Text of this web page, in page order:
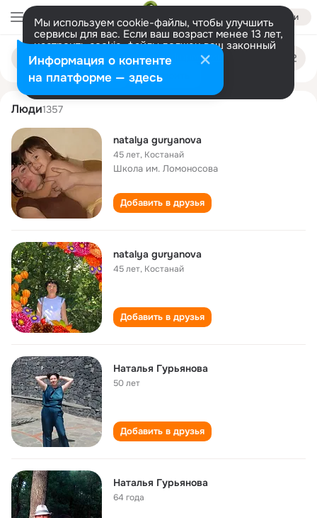
Войти
Мы используем cookie-файлы, чтобы улучшить
сервисы для вас. Если ваш возраст менее 13 лет,
настроить cookie-файлы должен ваш законный
представитель. Больше информации
Разрешить все Настроить
Поиск
людям
natalya guryanova
Люди1357
natalya guryanova
45 лет, Костанай
Школа им. Ломоносова
Добавить в друзья
natalya guryanova
45 лет, Костанай
Добавить в друзья
Наталья Гурьянова
50 лет
Добавить в друзья
Наталья Гурьянова
64 года
Информация о контенте
на платформе — здесь